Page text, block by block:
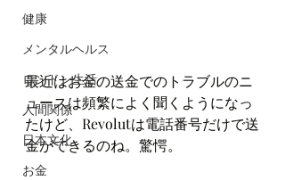
健康
メンタルヘルス
ロンドン生活
人間関係
日本文化
お金
最近はお金の送金でのトラブルのニ
ュースは頻繁によく聞くようになっ
たけど、Revolutは電話番号だけで送
金ができるのね。驚愕。